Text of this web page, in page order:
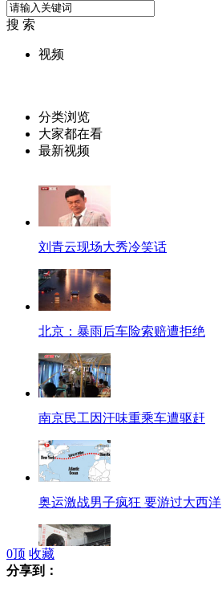
搜 索
视频
分类浏览
大家都在看
最新视频
刘青云现场大秀冷笑话
北京：暴雨后车险索赔遭拒绝
南京民工因汗味重乘车遭驱赶
奥运激战男子疯狂 要游过大西洋
0顶 收藏
分享到：